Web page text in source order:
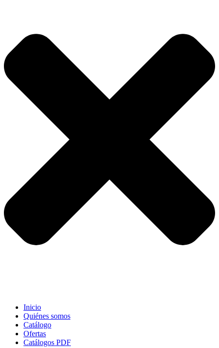
Inicio
Quiénes somos
Catálogo
Ofertas
Catálogos PDF